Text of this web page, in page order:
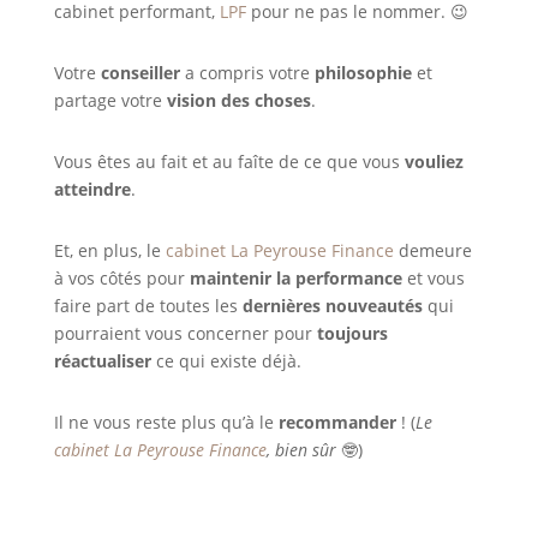
cabinet performant, LPF pour ne pas le nommer. 😉
Votre conseillera compris votre philosophieet
partage votre vision des choses.
Vous êtes au fait et au faîte de ce que vous vouliez
atteindre.
Et, en plus, le cabinet La Peyrouse Finance demeure
à vos côtés pourmaintenir la performance et vous
faire part de toutes les dernières nouveautésqui
pourraient vous concerner pour toujours
réactualiserce qui existe déjà.
Il ne vous reste plus qu’à le recommander ! (Le
cabinet La Peyrouse Finance, bien sûr🤓)